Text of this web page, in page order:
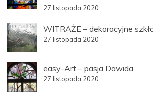
27 listopada 2020
WITRAŻE – dekoracyjne
27 listopada 2020
easy-Art – pasja Dawida
27 listopada 2020